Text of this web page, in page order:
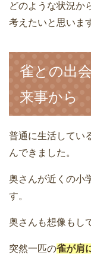
どのような状況か
考えたいと思いま
雀との出
来事から
普通に生活してい
んできました。
奥さんが近くの小
す。
奥さんも想像もし
突然一匹の雀が肩